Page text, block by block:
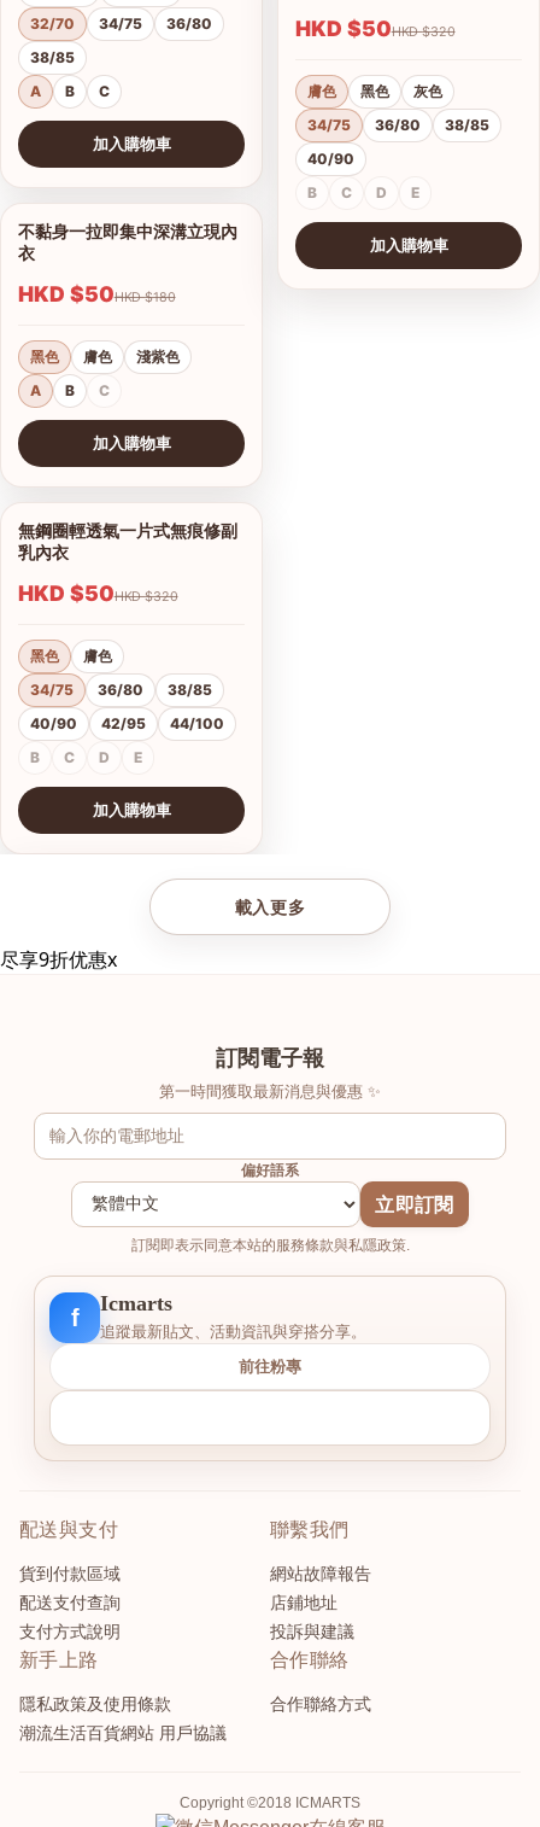
32/70
34/75
36/80
38/85
A
B C
加入購物車
1/8
查看圖片
不黏身一拉即集中深溝立現內
衣
HKD $50 HKD $180
黑色 膚色
淺紫色
A
B C
加入購物車
1/10
查看圖片
無鋼圈輕透氣一片式無痕修副
乳內衣
HKD $50 HKD $320
黑色
膚色
34/75
36/80
38/85
40/90
42/95
44/100
B
C D E
加入購物車
HKD $50 HKD $320
膚色 黑色
灰色
34/75
36/80
38/85
40/90
B
C D E
加入購物車
載入更多
尽享9折优惠x
訂閱電子報
第一時間獲取最新消息與優惠 ✨
偏好語系
立即訂閱
訂閱即表示同意本站的服務條款與私隱政策.
f
Icmarts
追蹤最新貼文、活動資訊與穿搭分享。
前往粉專
配送與支付
貨到付款區域
配送支付查詢
支付方式說明
聯繫我們
網站故障報告
店鋪地址
投訴與建議
新手上路
隱私政策及使用條款
潮流生活百貨網站 用戶協議
合作聯絡
合作聯絡方式
Copyright ©2018 ICMARTS